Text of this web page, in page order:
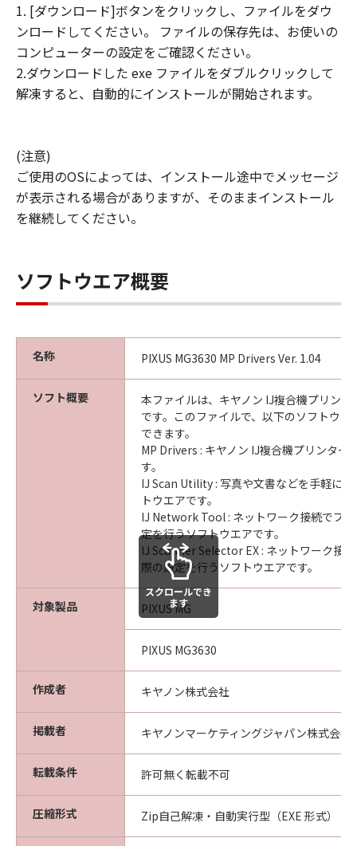
1. [ダウンロード]ボタンをクリックし、ファイルをダウ
ンロードしてください。 ファイルの保存先は、お使いの
コンピューターの設定をご確認ください。
2.ダウンロードした exe ファイルをダブルクリックして
解凍すると、自動的にインストールが開始されます。
(注意)
ご使用のOSによっては、インストール途中でメッセージ
が表示される場合がありますが、そのままインストール
を継続してください。
ソフトウエア概要
名称 PIXUS MG3630 MP Drivers Ver. 1.04
ソフト概要
本ファイルは、キヤノン IJ複合機プリン
です。このファイルで、以下のソフトウエ
できます。
MP Drivers : キヤノン IJ複合機プリンター
す。
IJ Scan Utility : 写真や文書などを手軽に
トウエアです。
IJ Network Tool : ネットワーク接続でプ
定を行うソフトウエアです。
IJ Scanner Selector EX : ネットワーク接
際の設定を行うソフトウエアです。
対象製品 PIXUS MG
PIXUS MG3630
作成者 キヤノン株式会社
掲載者 キヤノンマーケティングジャパン株式会社
転載条件 許可無く転載不可
圧縮形式 Zip自己解凍・自動実行型（EXE 形式）
スクロールでき
ます